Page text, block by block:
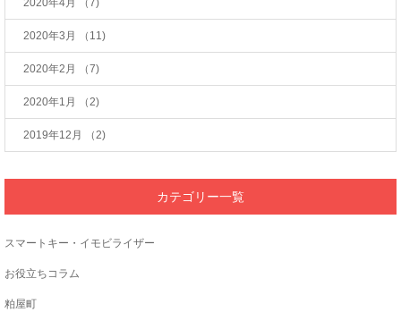
2020年4月 （7)
2020年3月 （11)
2020年2月 （7)
2020年1月 （2)
2019年12月 （2)
カテゴリー一覧
スマートキー・イモビライザー
お役立ちコラム
粕屋町